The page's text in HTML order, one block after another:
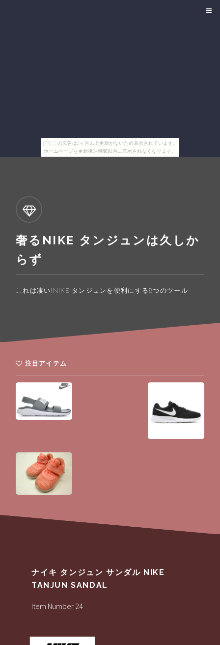
[PR] この広告は3ヶ月以上更新がないため表示されています。
ホームページを更新後24時間以内に表示されなくなります。
奢るNIKE タンジュンは久しか
らず
これは凄い!NIKE タンジュンを便利にする8つのツール
注目アイテム
ナイキ タンジュン サンダル NIKE
TANJUN SANDAL
Item Number 24